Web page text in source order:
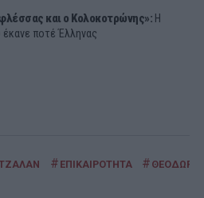
και ο Κολοκοτρώνης»: Η
ποτέ Έλληνας
# ΕΠΙΚΑΙΡΟΤΗΤΑ #